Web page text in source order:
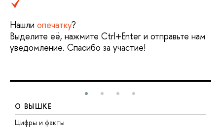
Нашли опечатку?
Выделите её, нажмите Ctrl+Enter и отправьте нам
уведомление. Спасибо за участие!
О ВЫШКЕ
Цифры и факты